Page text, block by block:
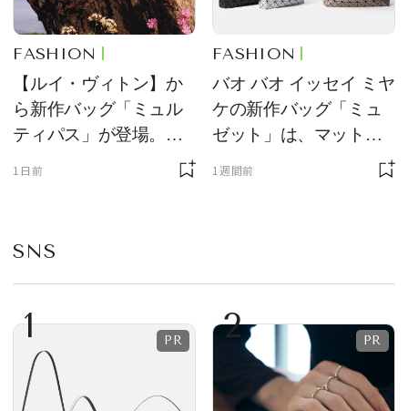
FASHION
【ルイ・ヴィトン】か
ら新作バッグ「ミュル
ティパス」が登場。ミ
ニサイズもラインナッ
1日前
FASHION
バオ バオ イッセイ ミヤ
ケの新作バッグ「ミュ
ゼット」は、マットな
1週間前
SNS
1 2